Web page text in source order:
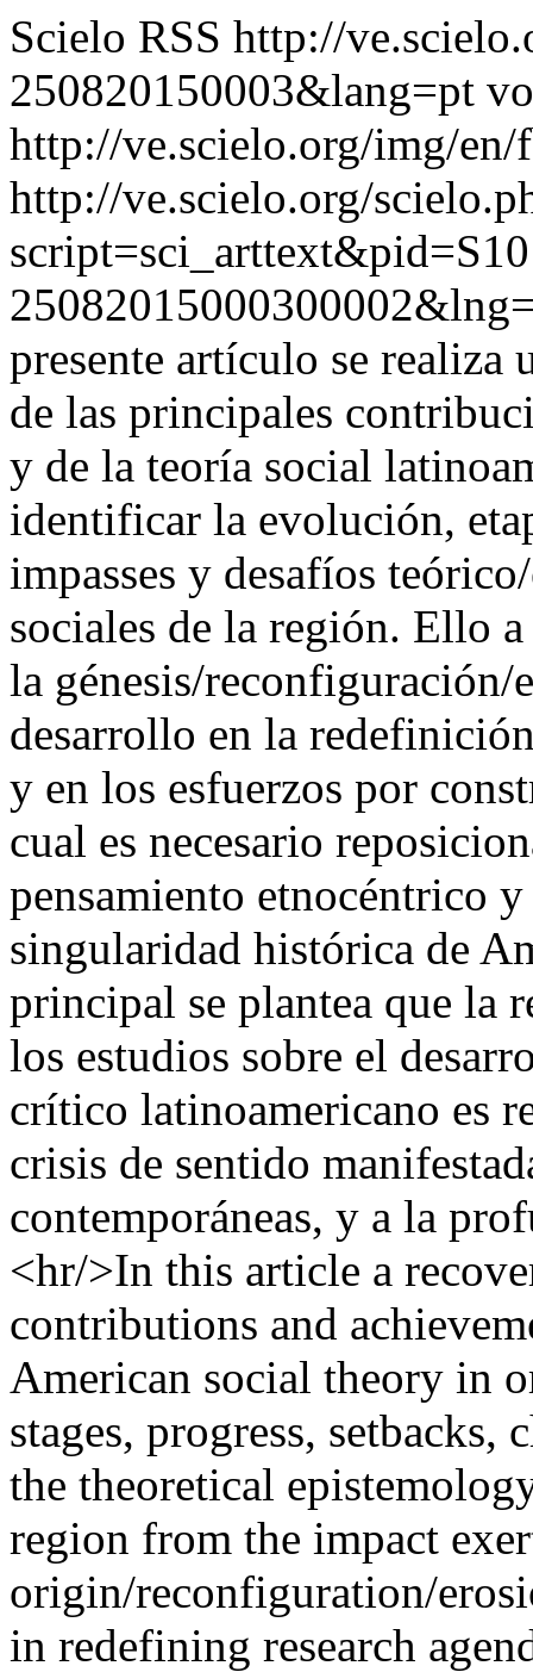
Scielo RSS http://
250820150003&lang=pt
http://ve.scielo.org/img/
http://ve.scielo.org/
presente artículo se realiza
de las principales
y de la teoría social
identificar la evolución,
impasses y desafíos
sociales de la región. Ello
la génesis/reconfiguración/
desarrollo en la
y en los esfuerzos por
cual es necesario
pensamiento etnocéntrico
singularidad histórica de
principal se plantea que la
los estudios sobre el
crítico latinoamericano es
crisis de sentido
contemporáneas, y a la
<hr/>In this article a
contributions and
American social theory in
stages, progress, setbacks,
the theoretical
region from the impact
origin/reconfiguration/
in redefining research